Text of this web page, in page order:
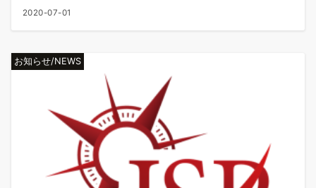
2020-07-01
お知らせ/NEWS